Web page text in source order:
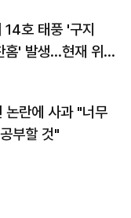
호 태풍 '구지
홈' 발생…현재 위
란에 사과 "너무
부할 것"